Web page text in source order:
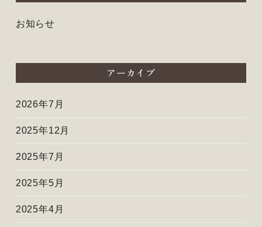
お知らせ
アーカイブ
2026年7月
2025年12月
2025年7月
2025年5月
2025年4月